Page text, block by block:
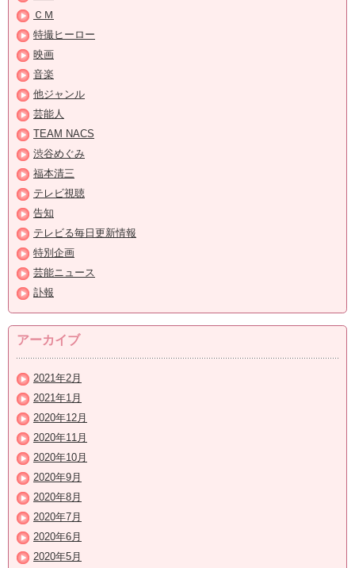
ＣＭ
特撮ヒーロー
映画
音楽
他ジャンル
芸能人
TEAM NACS
渋谷めぐみ
福本清三
テレビ視聴
告知
テレビる毎日更新情報
特別企画
芸能ニュース
訃報
アーカイブ
2021年2月
2021年1月
2020年12月
2020年11月
2020年10月
2020年9月
2020年8月
2020年7月
2020年6月
2020年5月